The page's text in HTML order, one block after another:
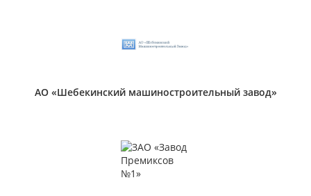
АО «Шебекинский машиностроительный завод»